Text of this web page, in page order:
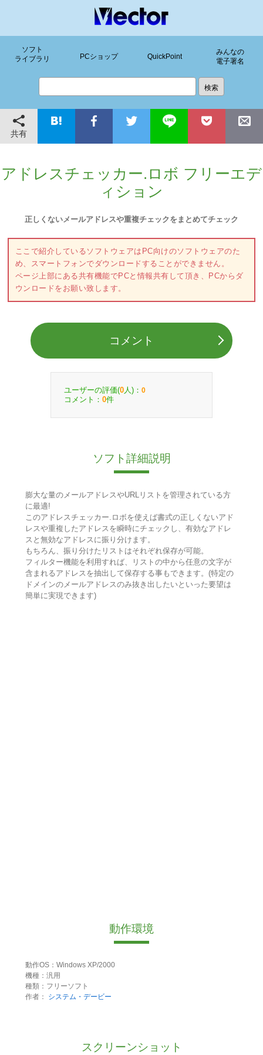
ソフト
ライブラリ
PCショップ QuickPoint
みんなの
電子署名
共有
アドレスチェッカー.ロボ フリーエデ
ィション
正しくないメールアドレスや重複チェックをまとめてチェック
ここで紹介しているソフトウェアはPC向けのソフトウェアのた
め、スマートフォンでダウンロードすることができません。
ページ上部にある共有機能でPCと情報共有して頂き、PCからダ
ウンロードをお願い致します。
コメント
ユーザーの評価(0 人)： 0
コメント： 0件
ソフト詳細説明
膨大な量のメールアドレスやURLリストを管理されている方
に最適!
このアドレスチェッカー.ロボを使えば書式の正しくないアド
レスや重複したアドレスを瞬時にチェックし、有効なアドレ
スと無効なアドレスに振り分けます。
もちろん、振り分けたリストはそれぞれ保存が可能。
フィルター機能を利用すれば、リストの中から任意の文字が
含まれるアドレスを抽出して保存する事もできます。(特定の
ドメインのメールアドレスのみ抜き出したいといった要望は
簡単に実現できます)
動作環境
動作OS：Windows XP/2000
機種：汎用
種類：フリーソフト
作者：
システム・デービー
スクリーンショット